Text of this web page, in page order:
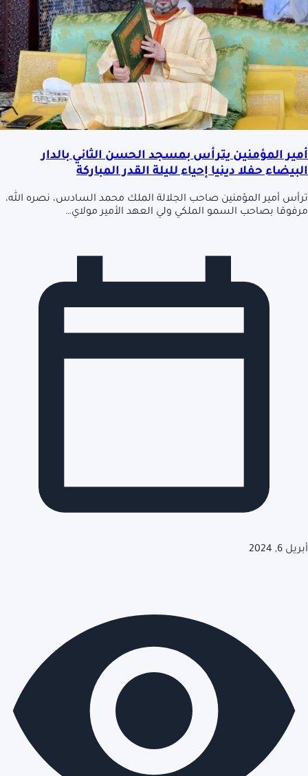
أمير المؤمنين يترأس بمسجد الحسن الثاني بالدار
البيضاء حفلا دينيا إحياء لليلة القدر المباركة
ترأس أمير المؤمنين صاحب الجلالة الملك محمد السادس، نصره الله،
مرفوقا بصاحب السمو الملكي ولي العهد الأمير مولاي…
أبريل 6, 2024